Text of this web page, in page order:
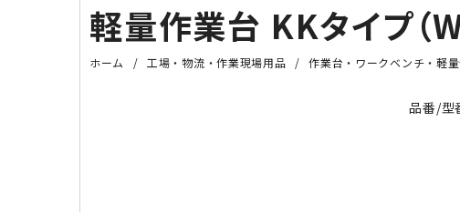
軽量作業台 KKタイプ
ホーム 工場・物流・作業現場用品 作業台・ワークベンチ・軽
品番/型